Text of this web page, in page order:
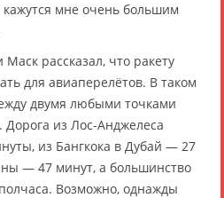
мне очень большим
рассказал, что ракету
для авиаперелётов. В таком
двумя любыми точками
Дорога из Лос-Анджелеса
из Бангкока в Дубай — 27
— 47 минут, а большинство
Возможно, однажды